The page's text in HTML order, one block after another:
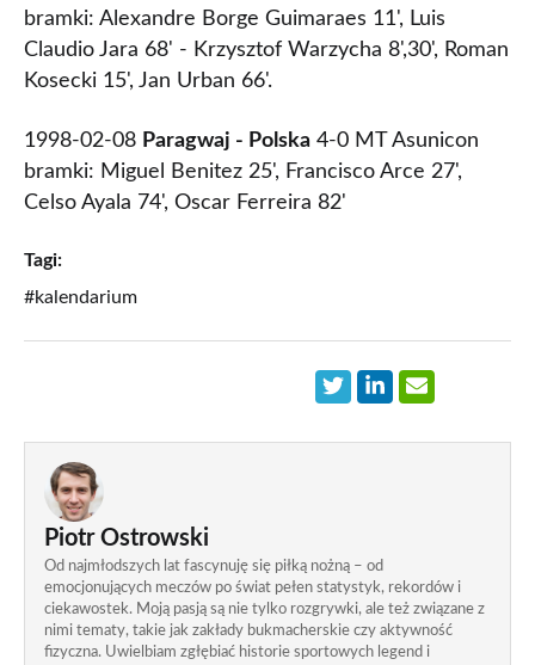
bramki: Alexandre Borge Guimaraes 11', Luis
Claudio Jara 68' - Krzysztof Warzycha 8',30', Roman
Kosecki 15', Jan Urban 66'.
1998-02-08 Paragwaj - Polska 4-0 MT Asunicon
bramki: Miguel Benitez 25', Francisco Arce 27',
Celso Ayala 74', Oscar Ferreira 82'
Tagi:
#kalendarium
Piotr Ostrowski
Od najmłodszych lat fascynuję się piłką nożną – od
emocjonujących meczów po świat pełen statystyk, rekordów i
ciekawostek. Moją pasją są nie tylko rozgrywki, ale też związane z
nimi tematy, takie jak zakłady bukmacherskie czy aktywność
fizyczna. Uwielbiam zgłębiać historie sportowych legend i